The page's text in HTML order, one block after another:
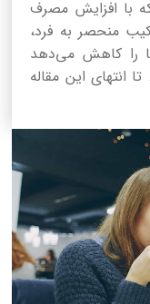
با افزایش مصرف
منحصر به فرد،
را کاهش می‌دهد
انتهای این مقاله